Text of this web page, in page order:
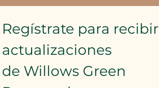
Regístrate para recibir
actualizaciones
de Willows Green